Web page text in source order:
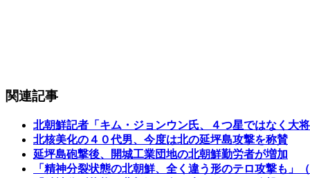
関連記事
北朝鮮記者「キム・ジョンウン氏、４つ星ではなく大
北核美化の４０代男、今度は北の延坪島攻撃を称賛
延坪島砲撃後、開城工業団地の北朝鮮勤労者が増加
「精神分裂状態の北朝鮮、全く違う形のテロ攻撃も」（